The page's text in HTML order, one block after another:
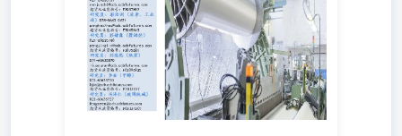
60635740pengjinglin@ccb.ccbfutures.com期货从业资格号：
F3075681研究员：刘悠然（纸浆） 021-
60635570liuyouran@ccb.ccbfutures.com期货从业资格号：
F03094925研究员：李金（甲醇） 021-
60635730lijin@ccb.ccbfutures.com期货从业资格号：
F3015157研究员：冯泽仁（玻璃纯碱） 021-
60635727fengzeren@ccb.ccbfutures.com期货从业资格号：